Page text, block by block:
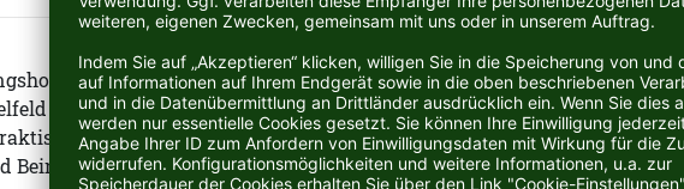
Dieses Modell wurden für eine optimale Leistung konzipiert.
bequem und dank der dryCELL Technologie von PUMA so
ist sie auch dank ihrer Reißverschlusstaschen zur sicheren
Beinreißverschlüssen für Bewegungsfreiheit.